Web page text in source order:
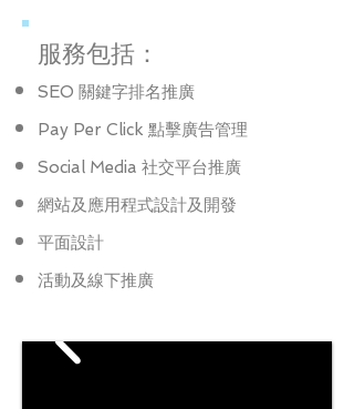
服務包括：
SEO 關鍵字排名推廣
Pay Per Click 點擊廣告管理
Social Media 社交平台推廣
網站及應用程式設計及開發
平面設計
活動及線下推廣